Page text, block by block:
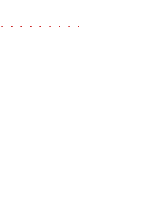
・・・・・・・・